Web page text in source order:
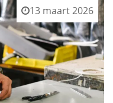
13 maart 2026